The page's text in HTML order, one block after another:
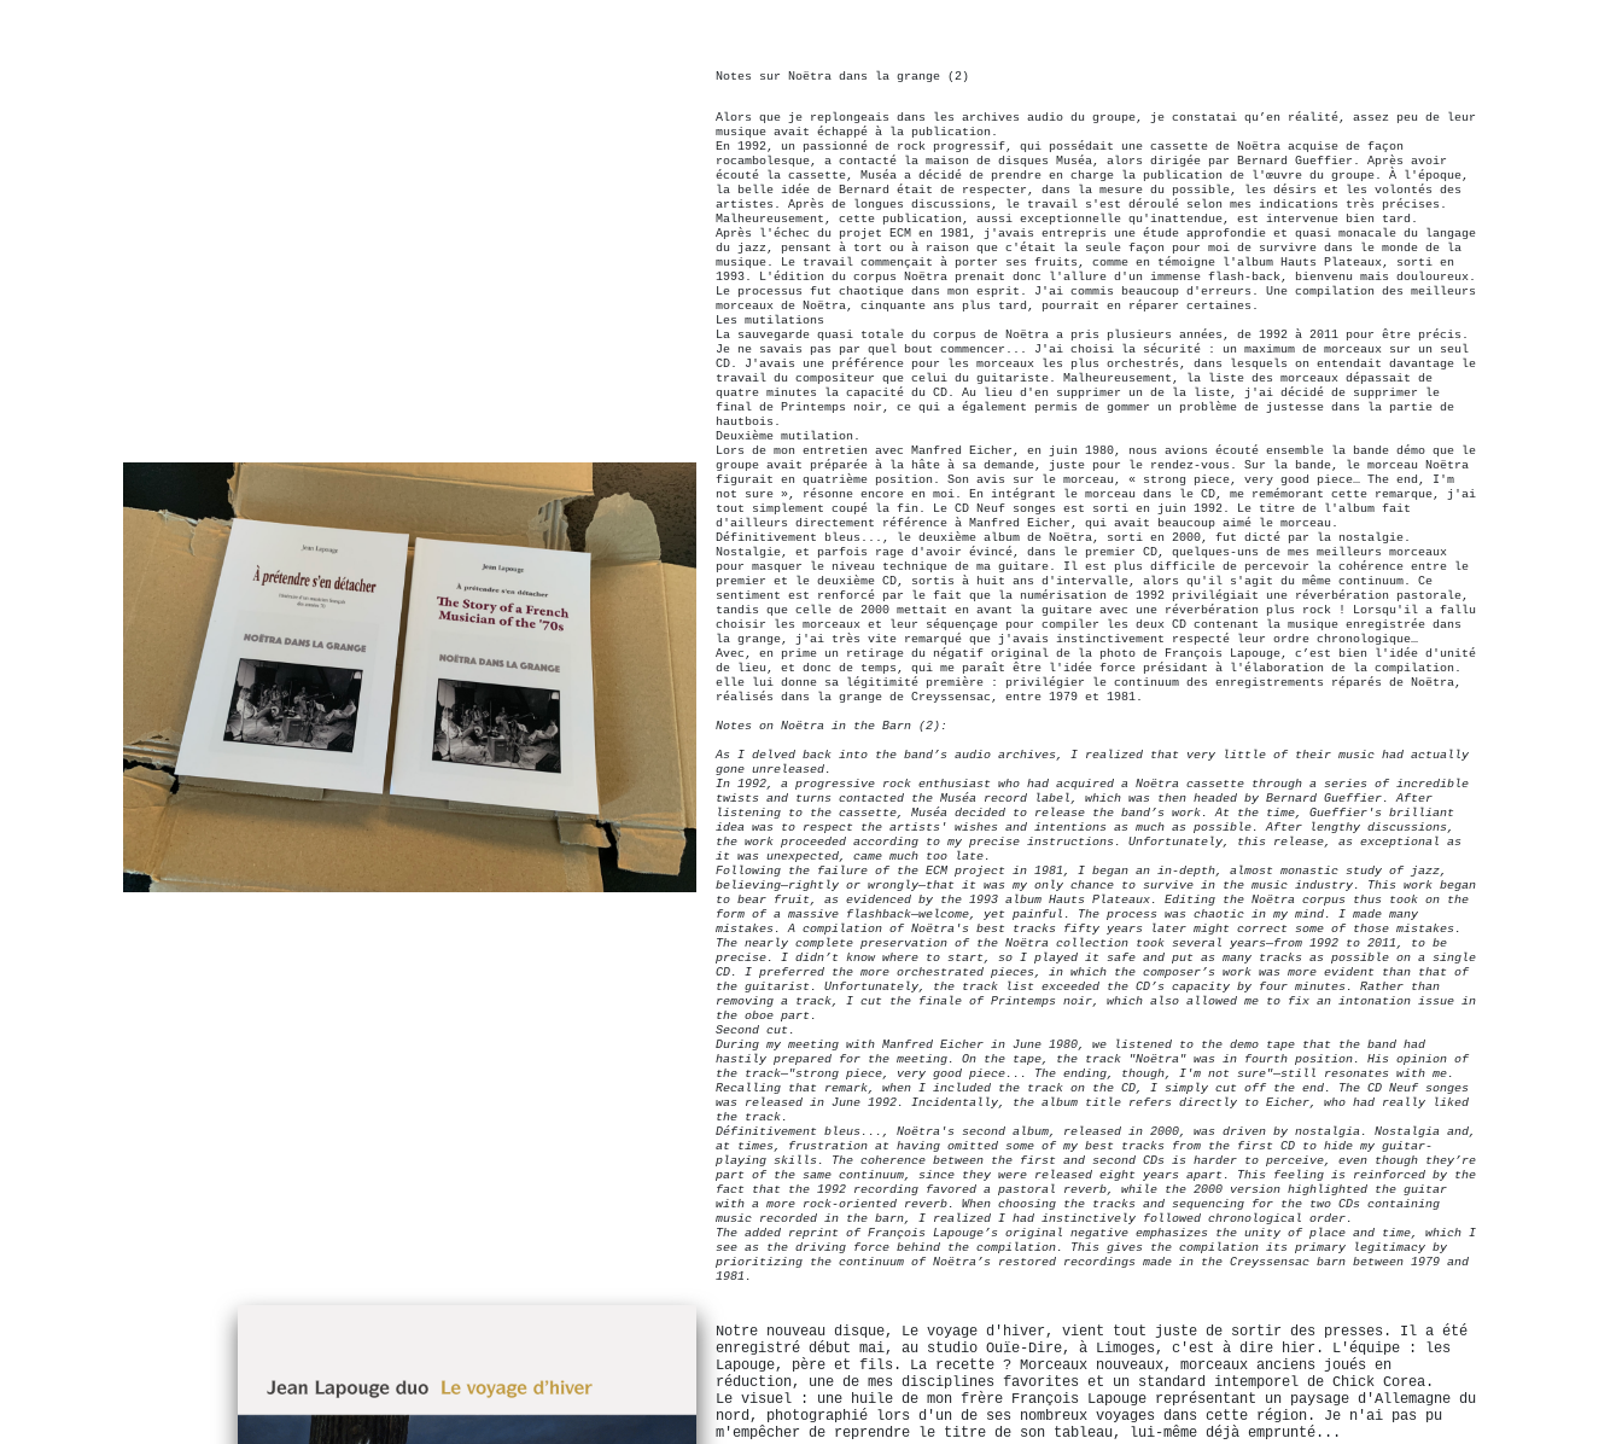
Notes sur Noëtra dans la grange (2)
Alors que je replongeais dans les archives audio du groupe, je constatai qu’en réalité, assez peu de leur
musique avait échappé à la publication.
En 1992, un passionné de rock progressif, qui possédait une cassette de Noëtra acquise de façon
rocambolesque, a contacté la maison de disques Muséa, alors dirigée par Bernard Gueffier. Après avoir
écouté la cassette, Muséa a décidé de prendre en charge la publication de l'œuvre du groupe. À l'époque,
la belle idée de Bernard était de respecter, dans la mesure du possible, les désirs et les volontés des
artistes. Après de longues discussions, le travail s'est déroulé selon mes indications très précises.
Malheureusement, cette publication, aussi exceptionnelle qu'inattendue, est intervenue bien tard.
Après l'échec du projet ECM en 1981, j'avais entrepris une étude approfondie et quasi monacale du langage
du jazz, pensant à tort ou à raison que c'était la seule façon pour moi de survivre dans le monde de la
musique. Le travail commençait à porter ses fruits, comme en témoigne l'album Hauts Plateaux, sorti en
1993. L'édition du corpus Noëtra prenait donc l'allure d'un immense flash-back, bienvenu mais douloureux.
Le processus fut chaotique dans mon esprit. J'ai commis beaucoup d'erreurs. Une compilation des meilleurs
morceaux de Noëtra, cinquante ans plus tard, pourrait en réparer certaines.
Les mutilations
La sauvegarde quasi totale du corpus de Noëtra a pris plusieurs années, de 1992 à 2011 pour être précis.
Je ne savais pas par quel bout commencer... J'ai choisi la sécurité : un maximum de morceaux sur un seul
CD. J'avais une préférence pour les morceaux les plus orchestrés, dans lesquels on entendait davantage le
travail du compositeur que celui du guitariste. Malheureusement, la liste des morceaux dépassait de
quatre minutes la capacité du CD. Au lieu d'en supprimer un de la liste, j'ai décidé de supprimer le
final de Printemps noir, ce qui a également permis de gommer un problème de justesse dans la partie de
hautbois.
Deuxième mutilation.
Lors de mon entretien avec Manfred Eicher, en juin 1980, nous avions écouté ensemble la bande démo que le
groupe avait préparée à la hâte à sa demande, juste pour le rendez-vous. Sur la bande, le morceau Noëtra
figurait en quatrième position. Son avis sur le morceau, « strong piece, very good piece… The end, I'm
not sure », résonne encore en moi. En intégrant le morceau dans le CD, me remémorant cette remarque, j'ai
tout simplement coupé la fin. Le CD Neuf songes est sorti en juin 1992. Le titre de l'album fait
d'ailleurs directement référence à Manfred Eicher, qui avait beaucoup aimé le morceau.
Définitivement bleus..., le deuxième album de Noëtra, sorti en 2000, fut dicté par la nostalgie.
Nostalgie, et parfois rage d'avoir évincé, dans le premier CD, quelques-uns de mes meilleurs morceaux
pour masquer le niveau technique de ma guitare. Il est plus difficile de percevoir la cohérence entre le
premier et le deuxième CD, sortis à huit ans d'intervalle, alors qu'il s'agit du même continuum. Ce
sentiment est renforcé par le fait que la numérisation de 1992 privilégiait une réverbération pastorale,
tandis que celle de 2000 mettait en avant la guitare avec une réverbération plus rock ! Lorsqu'il a fallu
choisir les morceaux et leur séquençage pour compiler les deux CD contenant la musique enregistrée dans
la grange, j'ai très vite remarqué que j'avais instinctivement respecté leur ordre chronologique…
Avec, en prime un retirage du négatif original de la photo de François Lapouge, c’est bien l'idée d'unité
de lieu, et donc de temps, qui me paraît être l'idée force présidant à l'élaboration de la compilation.
elle lui donne sa légitimité première : privilégier le continuum des enregistrements réparés de Noëtra,
réalisés dans la grange de Creyssensac, entre 1979 et 1981.
Notes on Noëtra in the Barn (2):
As I delved back into the band’s audio archives, I realized that very little of their music had actually
gone unreleased.
In 1992, a progressive rock enthusiast who had acquired a Noëtra cassette through a series of incredible
twists and turns contacted the Muséa record label, which was then headed by Bernard Gueffier. After
listening to the cassette, Muséa decided to release the band’s work. At the time, Gueffier's brilliant
idea was to respect the artists' wishes and intentions as much as possible. After lengthy discussions,
the work proceeded according to my precise instructions. Unfortunately, this release, as exceptional as
it was unexpected, came much too late.
Following the failure of the ECM project in 1981, I began an in-depth, almost monastic study of jazz,
believing—rightly or wrongly—that it was my only chance to survive in the music industry. This work began
to bear fruit, as evidenced by the 1993 album Hauts Plateaux. Editing the Noëtra corpus thus took on the
form of a massive flashback—welcome, yet painful. The process was chaotic in my mind. I made many
mistakes. A compilation of Noëtra's best tracks fifty years later might correct some of those mistakes.
The nearly complete preservation of the Noëtra collection took several years—from 1992 to 2011, to be
precise. I didn’t know where to start, so I played it safe and put as many tracks as possible on a single
CD. I preferred the more orchestrated pieces, in which the composer’s work was more evident than that of
the guitarist. Unfortunately, the track list exceeded the CD’s capacity by four minutes. Rather than
removing a track, I cut the finale of Printemps noir, which also allowed me to fix an intonation issue in
the oboe part.
Second cut.
During my meeting with Manfred Eicher in June 1980, we listened to the demo tape that the band had
hastily prepared for the meeting. On the tape, the track "Noëtra" was in fourth position. His opinion of
the track—"strong piece, very good piece... The ending, though, I'm not sure"—still resonates with me.
Recalling that remark, when I included the track on the CD, I simply cut off the end. The CD Neuf songes
was released in June 1992. Incidentally, the album title refers directly to Eicher, who had really liked
the track.
Définitivement bleus..., Noëtra's second album, released in 2000, was driven by nostalgia. Nostalgia and,
at times, frustration at having omitted some of my best tracks from the first CD to hide my guitar-
playing skills. The coherence between the first and second CDs is harder to perceive, even though they’re
part of the same continuum, since they were released eight years apart. This feeling is reinforced by the
fact that the 1992 recording favored a pastoral reverb, while the 2000 version highlighted the guitar
with a more rock-oriented reverb. When choosing the tracks and sequencing for the two CDs containing
music recorded in the barn, I realized I had instinctively followed chronological order.
The added reprint of François Lapouge’s original negative emphasizes the unity of place and time, which I
see as the driving force behind the compilation. This gives the compilation its primary legitimacy by
prioritizing the continuum of Noëtra’s restored recordings made in the Creyssensac barn between 1979 and
1981.
Notre nouveau disque, Le voyage d'hiver, vient tout juste de sortir des presses. Il a été
enregistré début mai, au studio Ouïe-Dire, à Limoges, c'est à dire hier. L'équipe : les
Lapouge, père et fils. La recette ? Morceaux nouveaux, morceaux anciens joués en
réduction, une de mes disciplines favorites et un standard intemporel de Chick Corea.
Le visuel : une huile de mon frère François Lapouge représentant un paysage d'Allemagne du
nord, photographié lors d'un de ses nombreux voyages dans cette région. Je n'ai pas pu
m'empêcher de reprendre le titre de son tableau, lui-même déjà emprunté...